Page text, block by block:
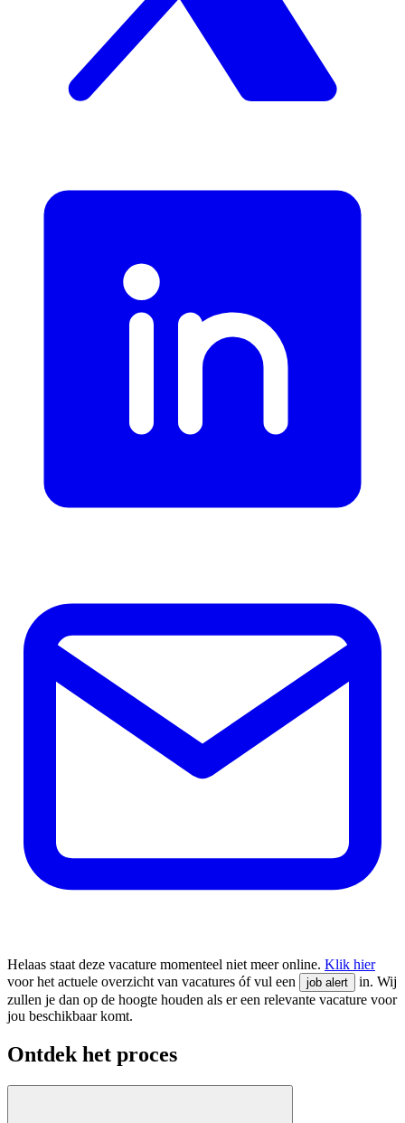
Helaas staat deze vacature momenteel niet meer online. Klik hier
voor het actuele overzicht van vacatures óf vul een
job alert
in. Wij
zullen je dan op de hoogte houden als er een relevante vacature voor
jou beschikbaar komt.
Ontdek het proces